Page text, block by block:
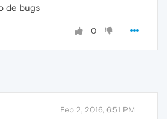
de bugs
0
Feb 2, 2016, 6:51 PM